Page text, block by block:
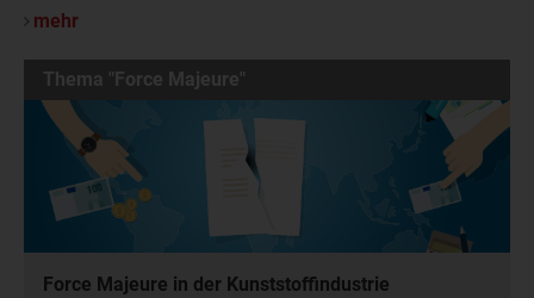
mehr
Thema "Force Majeure"
Force Majeure in der Kunststoffindustrie